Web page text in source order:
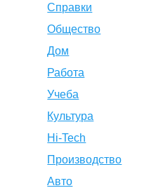
Справки
Общество
Дом
Работа
Учеба
Культура
Hi-Tech
Производство
Авто